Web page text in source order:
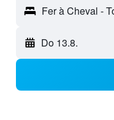
Do 13.8.